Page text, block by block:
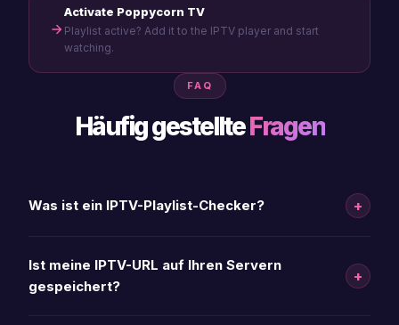
Activate Poppycorn TV
Playlist active? Add it to the IPTV player and start
watching.
FAQ
Häufig gestellteFragen
Was ist ein IPTV-Playlist-Checker? +
Ist meine IPTV-URL auf Ihren Servern
gespeichert?
+